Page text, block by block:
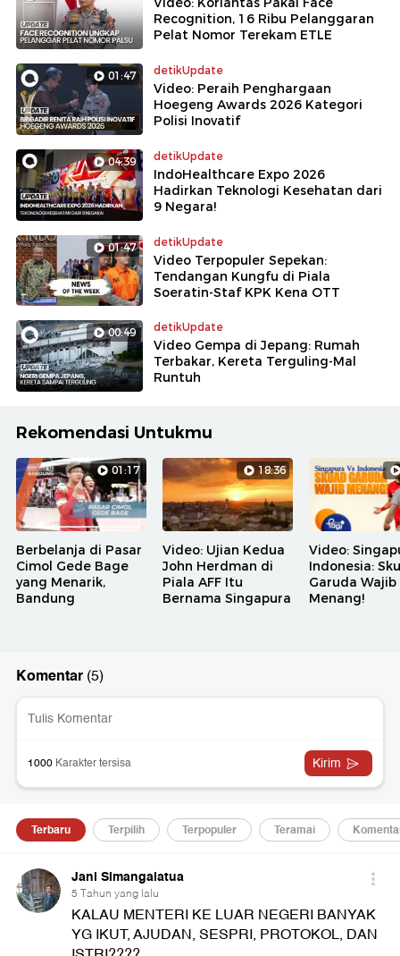
Recognition, 16 Ribu Pelanggaran
Pelat Nomor Terekam ETLE
01:47 detikUpdate
Video: Peraih Penghargaan
Hoegeng Awards 2026 Kategori
Polisi Inovatif
04:39 detikUpdate
IndoHealthcare Expo 2026
Hadirkan Teknologi Kesehatan dari
9 Negara!
01:47 detikUpdate
Video Terpopuler Sepekan:
Tendangan Kungfu di Piala
Soeratin-Staf KPK Kena OTT
00:49 detikUpdate
Video Gempa di Jepang: Rumah
Terbakar, Kereta Terguling-Mal
Runtuh
Rekomendasi Untukmu
01:17
Berbelanja di Pasar
Cimol Gede Bage
yang Menarik,
Bandung
18:36
Video: Ujian Kedua
John Herdman di
Piala AFF Itu
Bernama Singapura
Video:
Indonesia:
Garuda Wajib
Menang!